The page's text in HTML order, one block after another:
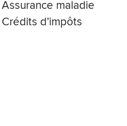
Assurance maladie
Crédits d’impôts